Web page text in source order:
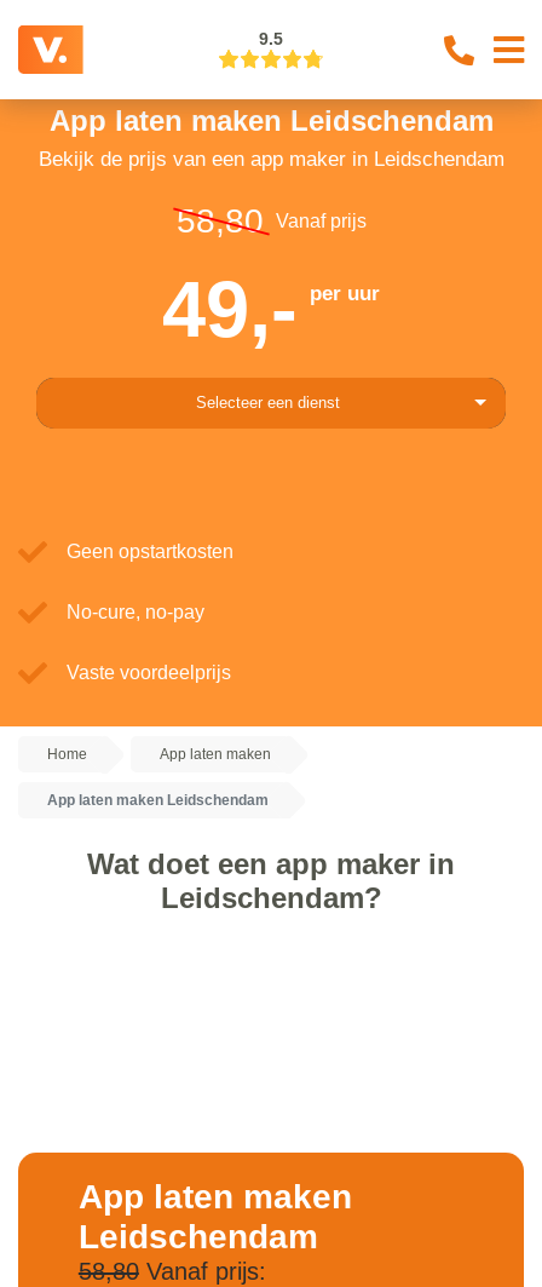
9.5
App laten maken Leidschendam
Bekijk de prijs van een app maker in Leidschendam
58,80 Vanaf prijs
49,- per uur
Selecteer een dienst
Geen opstartkosten
No-cure, no-pay
Vaste voordeelprijs
Home App laten maken
App laten maken Leidschendam
Wat doet een app maker in
Leidschendam?
App laten maken
Leidschendam
58,80Vanaf prijs: